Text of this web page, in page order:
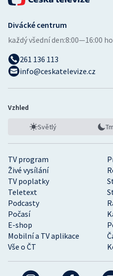
TV program
Živé vysílání
TV poplatky
Teletext
Podcasty
Počasí
E-shop
Mobilní a TV aplikace
Vše o ČT
Divácké centrum
každý všední den:8:00—16:00
261 136 113
info@ceskatelevize.cz
Vzhled
Světlý